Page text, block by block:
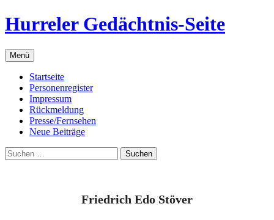
Zum
Inhalt
Hurreler Gedächtnis-Seite
Menü
Startseite
Personenregister
Impressum
Rückmeldung
Presse/Fernsehen
Neue Beiträge
Suchen
nach:
Friedrich Edo Stöver